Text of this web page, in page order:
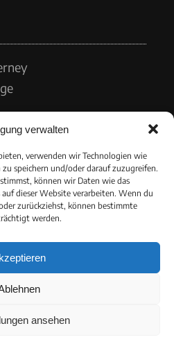
verwalten
verwenden wir Technologien wie
speichern und/oder darauf zuzugreifen.
können wir Daten wie das
dieser Website verarbeiten. Wenn du
zurückziehst, können bestimmte
werden.
ansehen